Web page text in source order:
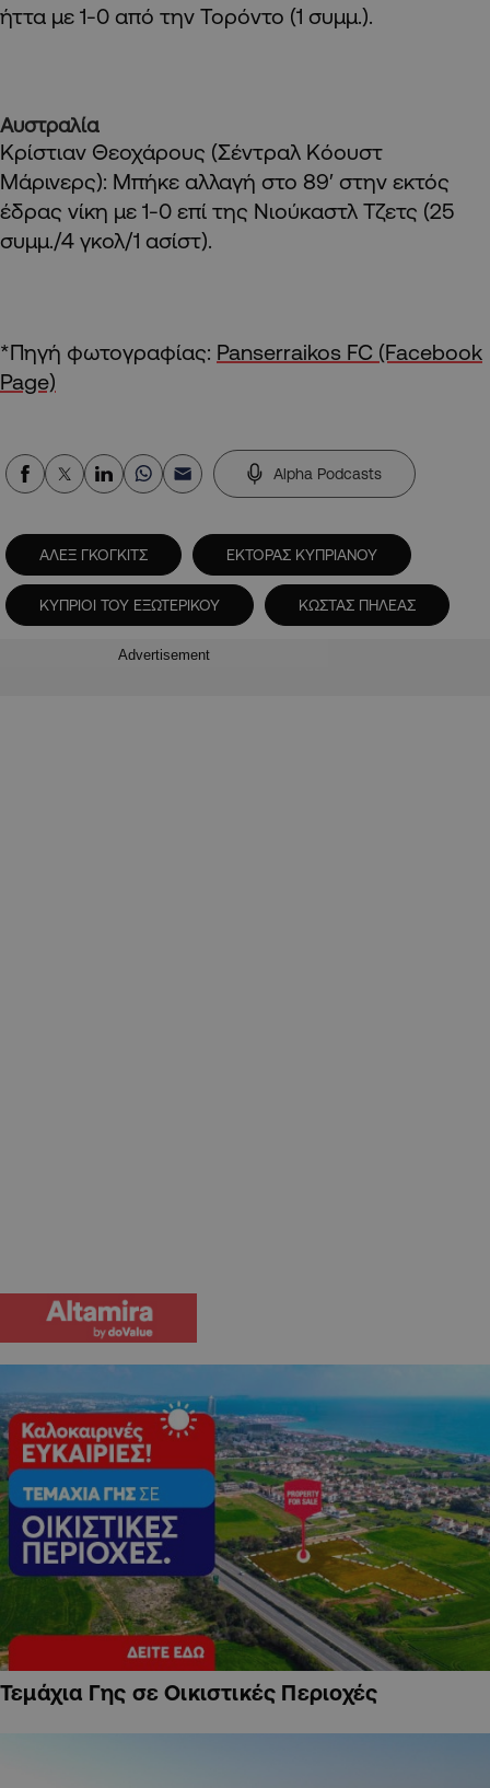
ήττα με 1-0 από την Τορόντο (1 συμμ.).
Αυστραλία
Κρίστιαν Θεοχάρους (Σέντραλ Κόουστ
Μάρινερς): Μπήκε αλλαγή στο 89′ στην εκτός
έδρας νίκη με 1-0 επί της Νιούκαστλ Τζετς (25
συμμ./4 γκολ/1 ασίστ).
*Πηγή φωτογραφίας: Panserraikos FC (Facebook
Page)
Alpha Podcasts
ΑΛΕΞ ΓΚΟΓΚΙΤΣ ΕΚΤΟΡΑΣ ΚΥΠΡΙΑΝΟΥ
ΚΥΠΡΙΟΙ ΤΟΥ ΕΞΩΤΕΡΙΚΟΥ ΚΩΣΤΑΣ ΠΗΛΕΑΣ
Advertisement
Τεμάχια Γης σε Οικιστικές Περιοχές